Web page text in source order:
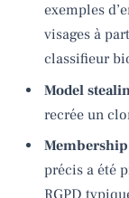
exemples
visages à
classifieur
Model
recrée un
précis a été